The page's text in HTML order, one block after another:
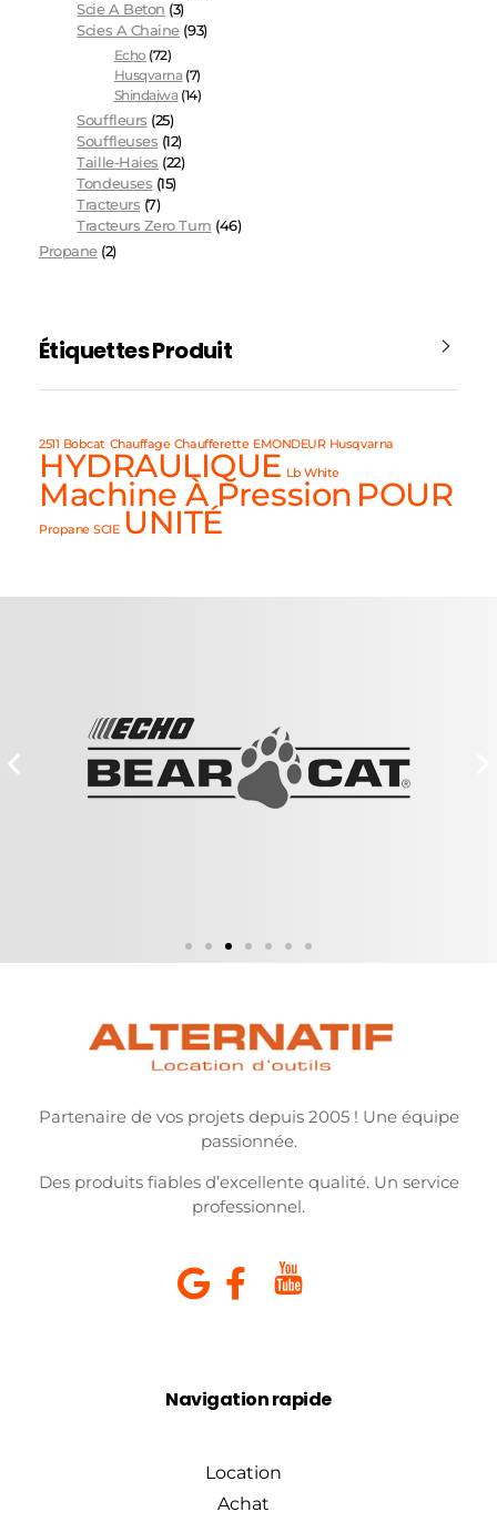
Scie A Beton (3)
Scies A Chaine (93)
Echo (72)
Husqvarna (7)
Shindaiwa (14)
Souffleurs (25)
Souffleuses (12)
Taille-Haies (22)
Tondeuses (15)
Tracteurs (7)
Tracteurs Zero Turn (46)
Propane (2)
Étiquettes Produit
2511 Bobcat Chauffage Chaufferette EMONDEUR Husqvarna
HYDRAULIQUE Lb White
Machine À Pression POUR
Propane SCIE UNITÉ
Partenaire de vos projets depuis 2005 ! Une équipe
passionnée.
Des produits fiables d’excellente qualité. Un service
professionnel.
Navigation rapide
Location
Achat